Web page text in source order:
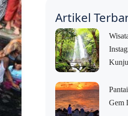
Artikel
Gem